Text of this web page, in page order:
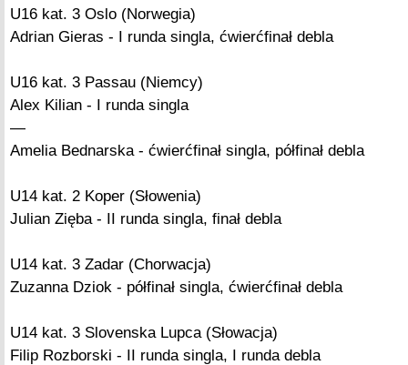
U16 kat. 3 Oslo (Norwegia)
Adrian Gieras - I runda singla, ćwierćfinał debla
U16 kat. 3 Passau (Niemcy)
Alex Kilian - I runda singla
—
Amelia Bednarska - ćwierćfinał singla, półfinał debla
U14 kat. 2 Koper (Słowenia)
Julian Zięba - II runda singla, finał debla
U14 kat. 3 Zadar (Chorwacja)
Zuzanna Dziok - półfinał singla, ćwierćfinał debla
U14 kat. 3 Slovenska Lupca (Słowacja)
Filip Rozborski - II runda singla, I runda debla